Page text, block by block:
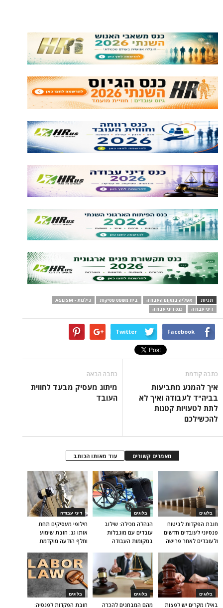
תגיות אפליה במקום העבודה בית משפט פסיקות
גילנות - AGEISM
דיני עבודה
כנס דיני עבודה
Facebook
Twitter
כתבה קודמת
איך להמנע מתביעות
בביה"ד לעבודה ואיך לא
לתת לטעויות קטנות
להכשילכם
כתבה הבאה
מיתוג מעסיק מבעד לחווית
העובד
מאמרים קשורים עוד מאותו הכותב
דיני עבודה
חילופי מעסיקים תחת
אותו גג: חובת שימוע
וחלף הודעה מוקדמת
בלוגים
הנהלה מכילה: שילוב
עובדים עם מוגבלות
במקומות העבודה
בלוגים
חובת הפקדות לביטוח
פנסיוני לעובדים חדשים
ולעובדים לאחר פרישה
בלוגים
חובת הפקדות לפנסיה:
בלוגים
מהם המבחנים להכרה
בלוגים
באילו מקרים יש לפצות